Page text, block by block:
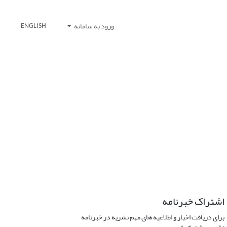
ورود به سامانه ENGLISH
اشتراک خبرنامه
برای دریافت اخبار و اطلاعیه های مهم نشریه در خبرنامه